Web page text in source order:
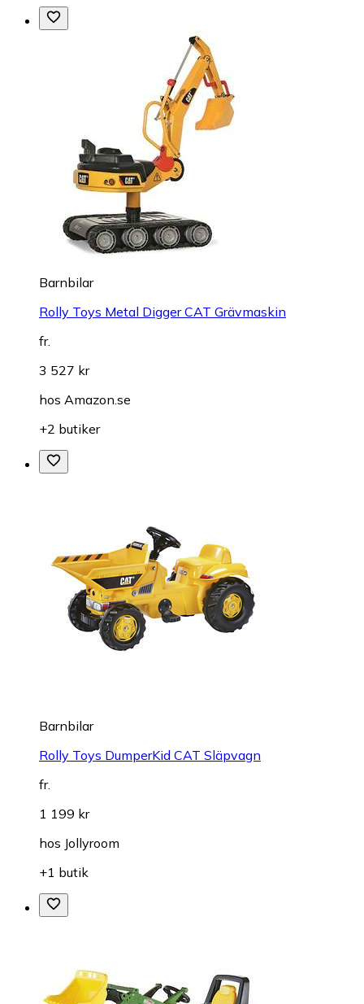
Barnbilar
Rolly Toys Metal Digger CAT Grävmaskin
fr.
3 527 kr
hos Amazon.se
+2 butiker
Barnbilar
Rolly Toys DumperKid CAT Släpvagn
fr.
1 199 kr
hos Jollyroom
+1 butik